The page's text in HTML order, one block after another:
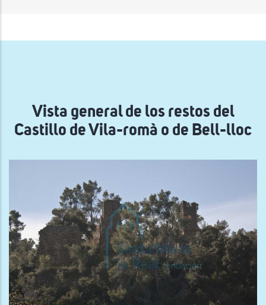
ayuda
Vista general de los restos del
Castillo de Vila-romà o de Bell-lloc